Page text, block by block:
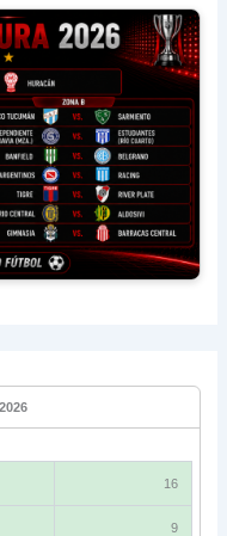
16
9